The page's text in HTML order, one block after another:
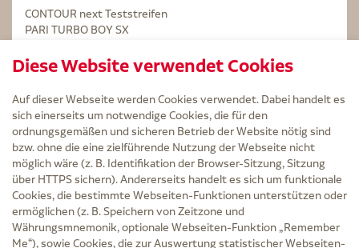
CONTOUR next Teststreifen
PARI TURBO BOY SX
Kintex Kinesiologie Tape blau
Service
Versand und Lieferzeit
Kontakt
FAQ
AGB
Cookie-Einstellungen
Datenschutz
Diese Website verwendet Cookies
Auf dieser Webseite werden Cookies verwendet. Dabei handelt es
sich einerseits um notwendige Cookies, die für den
ordnungsgemäßen und sicheren Betrieb der Website nötig sind
bzw. ohne die eine zielführende Nutzung der Webseite nicht
möglich wäre (z. B. Identifikation der Browser-Sitzung, Sitzung
über HTTPS sichern). Andererseits handelt es sich um funktionale
Cookies, die bestimmte Webseiten-Funktionen unterstützen oder
ermöglichen (z. B. Speichern von Zeitzone und
Währungsmnemonik, optionale Webseiten-Funktion „Remember
Me“), sowie Cookies, die zur Auswertung statistischer Webseiten-